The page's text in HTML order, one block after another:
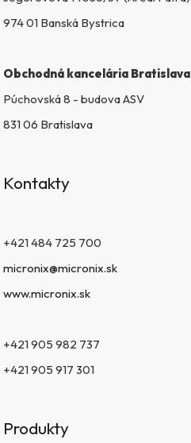
u
974 01 Banská Bystrica
Obchodná kancelária Bratislava
Púchovská 8 - budova ASV
831 06 Bratislava
Kontakty
+421 484 725 700
micronix@micronix.sk
www.micronix.sk
+421 905 982 737
+421 905 917 301
Produkty